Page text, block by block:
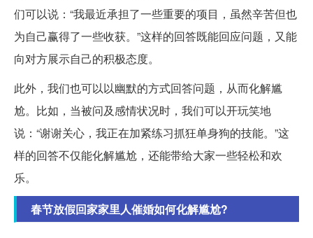
们可以说：“我最近承担了一些重要的项目，虽然辛苦但也
为自己赢得了一些收获。”这样的回答既能回应问题，又能
向对方展示自己的积极态度。
此外，我们也可以以幽默的方式回答问题，从而化解尴
尬。比如，当被问及感情状况时，我们可以开玩笑地
说：“谢谢关心，我正在加紧练习抓狂单身狗的技能。”这
样的回答不仅能化解尴尬，还能带给大家一些轻松和欢
乐。
春节放假回家家里人催婚如何化解尴尬?